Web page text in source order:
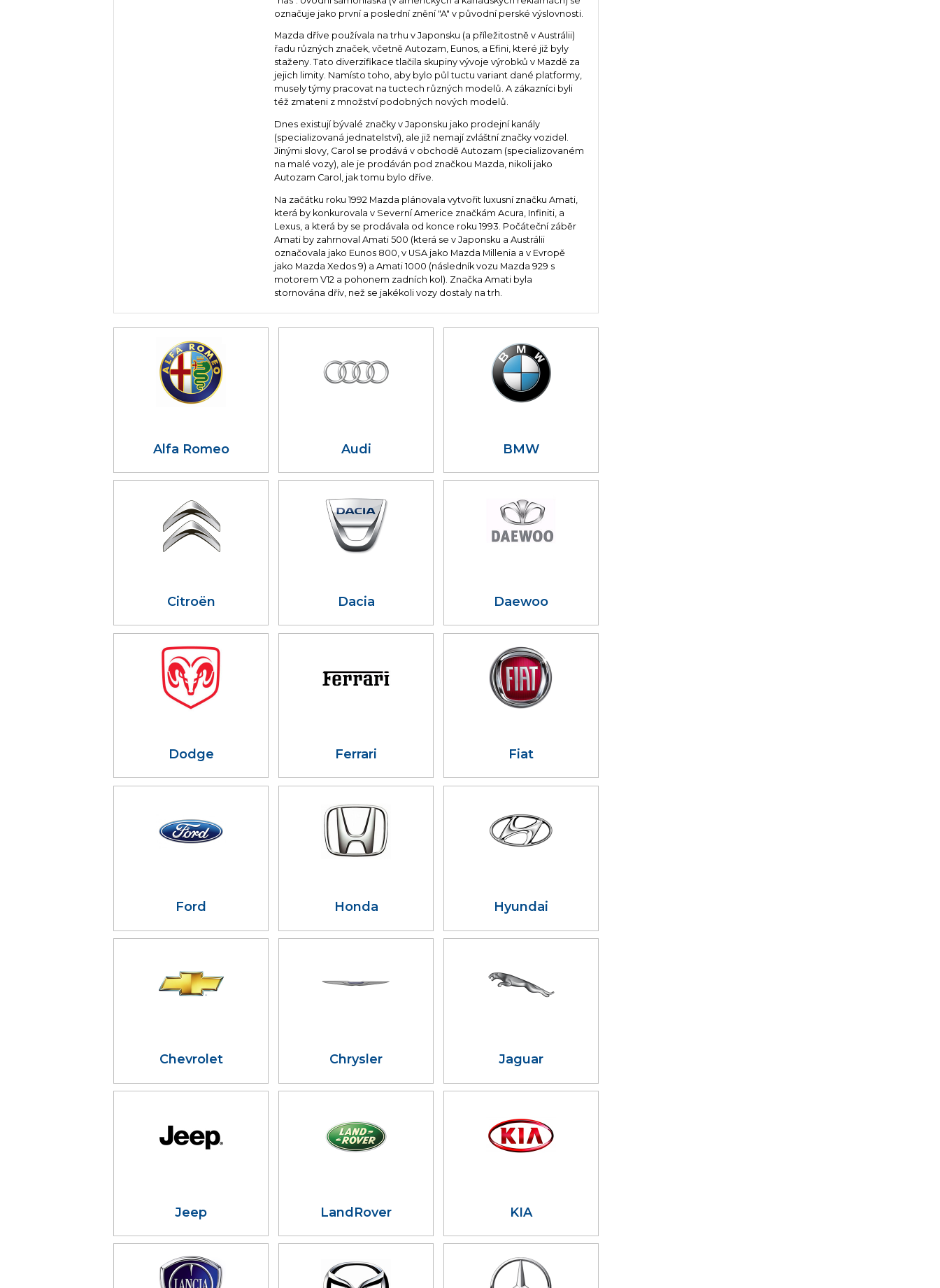
označuje jako první a poslední znění "A" v původní perské výslovnosti.
Mazda dříve používala na trhu v Japonsku (a příležitostně v Austrálii)
řadu různých značek, včetně Autozam, Eunos, a Efini, které již byly
staženy. Tato diverzifikace tlačila skupiny vývoje výrobků v Mazdě za
jejich limity. Namísto toho, aby bylo půl tuctu variant dané platformy,
musely týmy pracovat na tuctech různých modelů. A zákazníci byli
též zmateni z množství podobných nových modelů.
Dnes existují bývalé značky v Japonsku jako prodejní kanály
(specializovaná jednatelství), ale již nemají zvláštní značky vozidel.
Jinými slovy, Carol se prodává v obchodě Autozam (specializovaném
na malé vozy), ale je prodáván pod značkou Mazda, nikoli jako
Autozam Carol, jak tomu bylo dříve.
Na začátku roku 1992 Mazda plánovala vytvořit luxusní značku Amati,
která by konkurovala v Severní Americe značkám Acura, Infiniti, a
Lexus, a která by se prodávala od konce roku 1993. Počáteční záběr
Amati by zahrnoval Amati 500 (která se v Japonsku a Austrálii
označovala jako Eunos 800, v USA jako Mazda Millenia a v Evropě
jako Mazda Xedos 9) a Amati 1000 (následník vozu Mazda 929 s
motorem V12 a pohonem zadních kol). Značka Amati byla
stornována dřív, než se jakékoli vozy dostaly na trh.
Alfa Romeo Audi BMW
Citroën Dacia Daewoo
Dodge Ferrari Fiat
Ford Honda Hyundai
Chevrolet Chrysler Jaguar
Jeep LandRover KIA